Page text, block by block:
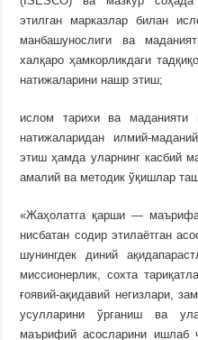
этилган марказлар билан
манбашунослиги ва
халқаро ҳамкорликдаги
натижаларини нашр этиш;
ислом тарихи ва маданияти
натижаларидан илмий-
этиш ҳамда уларнинг касбий
амалий ва методик ўқишлар
«Жаҳолатга қарши —
нисбатан содир этилаётган
шунингдек диний
миссионерлик, сохта
ғоявий-ақидавий негизлари,
усулларини ўрганиш ва
маърифий асосларини ишлаб